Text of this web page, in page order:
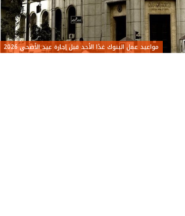
مواعيد عمل البنوك غدًا الأحد قبل إجازة عيد الأضحى 2026